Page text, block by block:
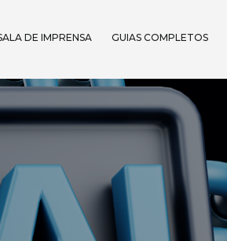
DE IMPRENSA GUIAS COMPLETOS